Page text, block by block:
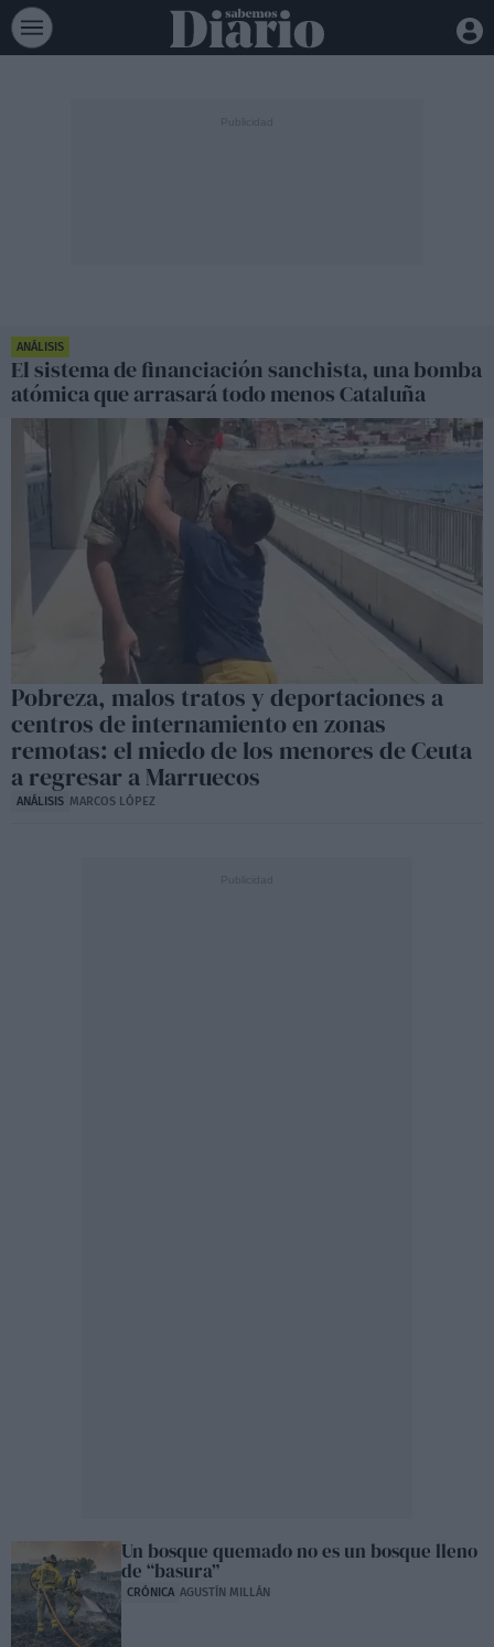
ANÁLISIS
El sistema de financiación sanchista, una bomba
atómica que arrasará todo menos Cataluña
Pobreza, malos tratos y deportaciones a
centros de internamiento en zonas
remotas: el miedo de los menores de Ceuta
a regresar a Marruecos
ANÁLISIS MARCOS LÓPEZ
Un bosque quemado no es un bosque lleno
de “basura”
CRÓNICA AGUSTÍN MILLÁN